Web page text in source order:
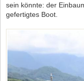
sein könnte: der
gefertigtes Boot.